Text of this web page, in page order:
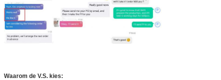
Waarom de V.S. kies: